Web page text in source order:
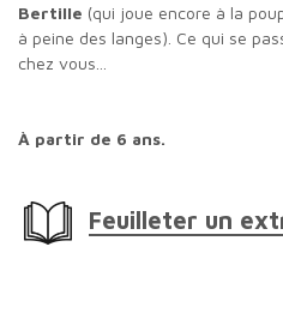
Bertille (qui joue encore à la
à peine des langes). Ce qui se
chez vous...
À partir de 6 ans.
Feuilleter un